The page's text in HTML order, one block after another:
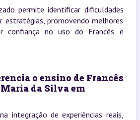
permite identificar dificuldades
estratégias, promovendo melhores
confiança no uso do Francês e
o ensino de Francês
da Silva em
integração de experiências reais,